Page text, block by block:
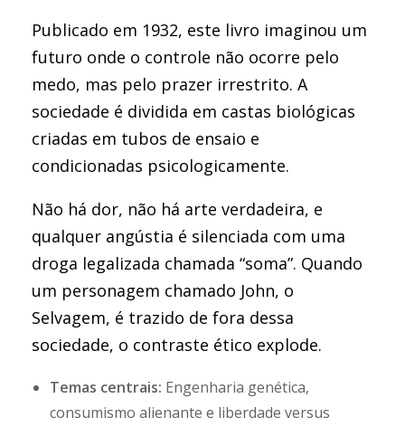
Publicado em 1932, este livro imaginou um
futuro onde o controle não ocorre pelo
medo, mas pelo prazer irrestrito. A
sociedade é dividida em castas biológicas
criadas em tubos de ensaio e
condicionadas psicologicamente.
Não há dor, não há arte verdadeira, e
qualquer angústia é silenciada com uma
droga legalizada chamada “soma”. Quando
um personagem chamado John, o
Selvagem, é trazido de fora dessa
sociedade, o contraste ético explode.
Temas centrais: Engenharia genética,
consumismo alienante e liberdade versus